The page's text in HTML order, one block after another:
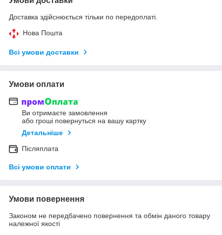
Доставка здійснюється тільки по передоплаті.
Нова Пошта
Всі умови доставки
Умови оплати
Ви отримаєте замовлення
або гроші повернуться на вашу картку
Детальніше
Післяплата
Всі умови оплати
Умови повернення
Законом не передбачено повернення та обмін даного товару
належної якості